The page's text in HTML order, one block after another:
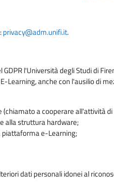
privacy@adm.unifi.it.
l'Università degli Studi di
anche con l'ausilio di
a cooperare all'attività di
alla struttura hardware;
piattaforma e-Learning;
dati personali idonei al